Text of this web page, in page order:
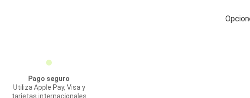
Pago seguro
Utiliza Apple Pay, Visa y
tarjetas internacionales